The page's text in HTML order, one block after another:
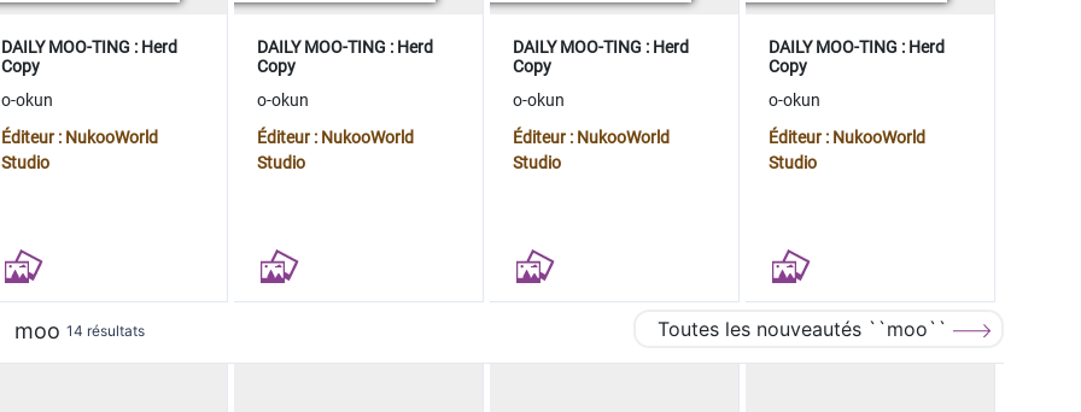
DAILY MOO-TING : Herd
Copy
o-okun
Éditeur : NukooWorld
Studio
DAILY MOO-TING : Herd
Copy
o-okun
Éditeur : NukooWorld
Studio
DAILY MOO-TING : Herd
Copy
o-okun
Éditeur : NukooWorld
Studio
DAILY MOO-TING : Herd
Copy
o-okun
Éditeur : NukooWorld
Studio
moo 14 résultats Toutes les nouveautés ``moo``